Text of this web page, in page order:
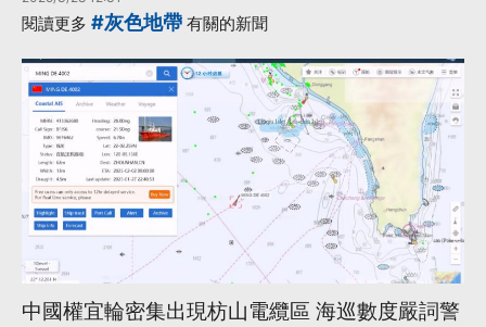
閱讀更多 #灰色地帶 有關的新聞
中國權宜輪密集出現枋山電纜區 海巡數度嚴詞警